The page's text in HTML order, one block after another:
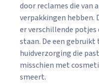
door reclames die van
verpakkingen hebben.
er verschillende potjes
staan. De een
huidverzorging die
misschien met
smeert.